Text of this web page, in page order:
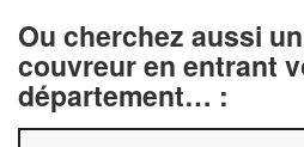
Ou cherchez aussi
couvreur en entrant
département… :